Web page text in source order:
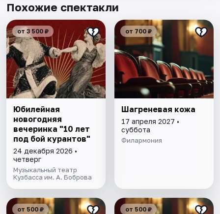
Похожие спектакли
от 3 500 ₽
Юбилейная
новогодняя
вечеринка "10 лет
под бой курантов"
24 декабря 2026 •
четверг
Музыкальный театр
Кузбасса им. А. Боброва
от 700 ₽
Шагреневая кожа
17 апреля 2027 •
суббота
Филармония
от 500 ₽ от 500 ₽